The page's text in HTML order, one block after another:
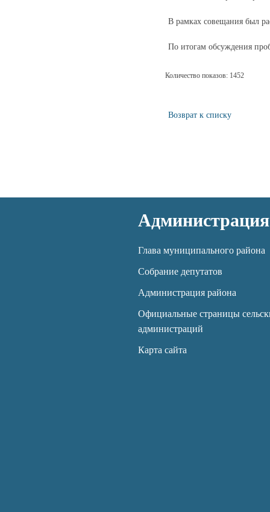
В рамках совещания был
По итогам обсуждения
Количество показов: 1452
Возврат к списку
Администрация
Глава муниципального района
Собрание депутатов
Администрация района
Официальные страницы
администраций
Карта сайта